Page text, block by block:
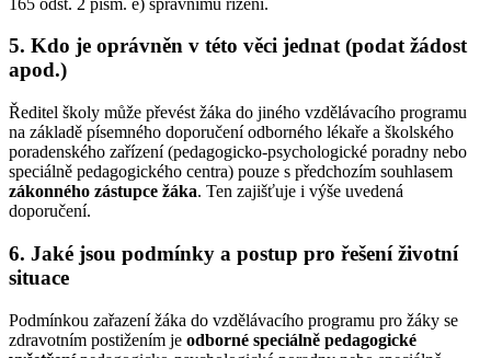
5. Kdo je oprávněn v této věci jednat (podat žádost
apod.)
Ředitel školy může převést žáka do jiného vzdělávacího programu
na základě písemného doporučení odborného lékaře a školského
poradenského zařízení (pedagogicko-psychologické poradny nebo
speciálně pedagogického centra) pouze s předchozím souhlasem
zákonného zástupce žáka. Ten zajišťuje i výše uvedená
doporučení.
6. Jaké jsou podmínky a postup pro řešení životní
situace
Podmínkou zařazení žáka do vzdělávacího programu pro žáky se
zdravotním postižením je odborné speciálně pedagogické